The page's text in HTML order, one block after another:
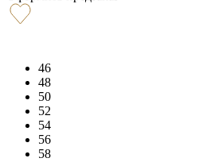
46
48
50
52
54
56
58